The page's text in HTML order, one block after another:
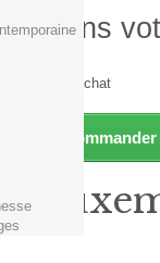
dans
dès 29€ d'achat
Commander